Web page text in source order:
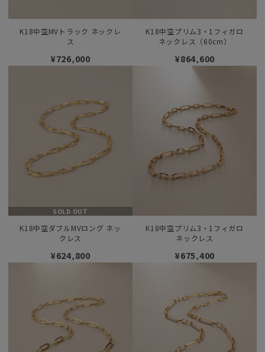
K18中空MVトラック ネックレ
ス
¥726,000
K18中空プリム3・1フィガロ
ネックレス（60cm）
¥864,600
SOLD OUT
K18中空ダブルMVロング ネッ
クレス
¥624,800
K18中空プリム3・1フィガロ
ネックレス
¥675,400